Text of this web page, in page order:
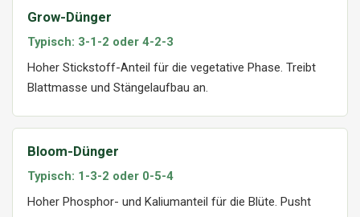
Grow-Dünger
Typisch: 3-1-2 oder 4-2-3
Hoher Stickstoff-Anteil für die vegetative Phase. Treibt
Blattmasse und Stängelaufbau an.
Bloom-Dünger
Typisch: 1-3-2 oder 0-5-4
Hoher Phosphor- und Kaliumanteil für die Blüte. Pusht